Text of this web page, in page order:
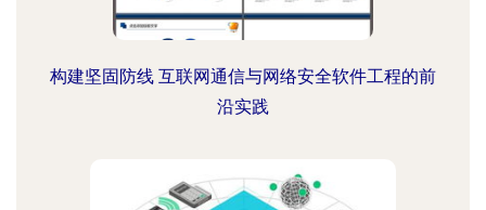
构建坚固防线 互联网通信与网络安全软件工程的前
沿实践